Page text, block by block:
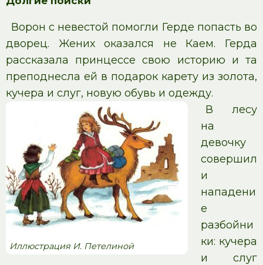
Ворон с невестой помогли Герде попасть во
дворец. Жених оказался не Каем. Герда
рассказала принцессе свою историю и та
преподнесла ей в подарок карету из золота,
кучера и слуг, новую обувь и одежду.
Иллюстрация И. Петелиной
В лесу
на
девочку
совершил
и
нападени
е
разбойни
ки: кучера
и слуг